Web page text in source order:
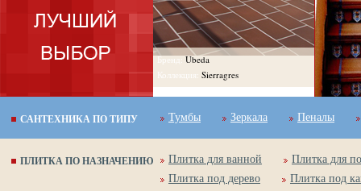
Бренд:Ubeda
Бренд:
САНТЕХНИКА ПО ТИПУ Тумбы Зеркала Пеналы
ПЛИТКА ПО НАЗНАЧЕНИЮ Плитка для ванной
Плитка для
Плитка под дерево
Плитка под